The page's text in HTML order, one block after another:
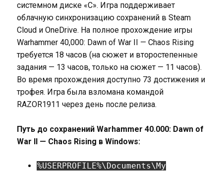
системном диске «C». Игра поддерживает
облачную синхронизацию сохранений в Steam
Cloud и OneDrive. На полное прохождение игры
Warhammer 40,000: Dawn of War II — Chaos Rising
требуется 18 часов (на сюжет и второстепенные
задания — 13 часов, только на сюжет — 11 часов).
Во время прохождения доступно 73 достижения и
трофея. Игра была взломана командой
RAZOR1911 через день после релиза.
Путь до сохранений Warhammer 40.000: Dawn of
War II — Chaos Rising в Windows:
%USERPROFILE%\Documents\My